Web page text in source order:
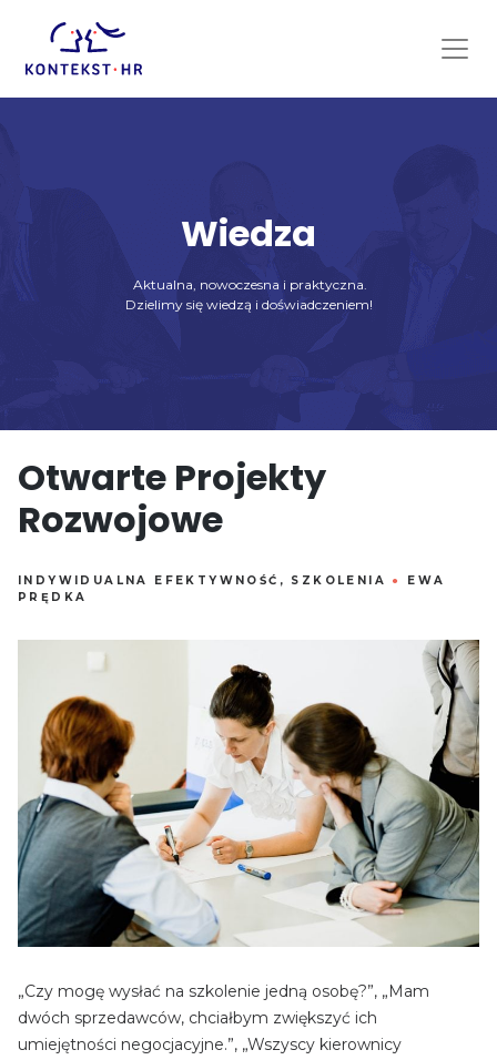
content
Wiedza
Aktualna, nowoczesna i praktyczna.
Dzielimy się wiedzą i doświadczeniem!
Otwarte Projekty
Rozwojowe
INDYWIDUALNA EFEKTYWNOŚĆ , SZKOLENIA ●
EWA
PRĘDKA
„Czy mogę wysłać na szkolenie jedną osobę?”, „Mam
dwóch sprzedawców, chciałbym zwiększyć ich
umiejętności negocjacyjne.”, „Wszyscy kierownicy